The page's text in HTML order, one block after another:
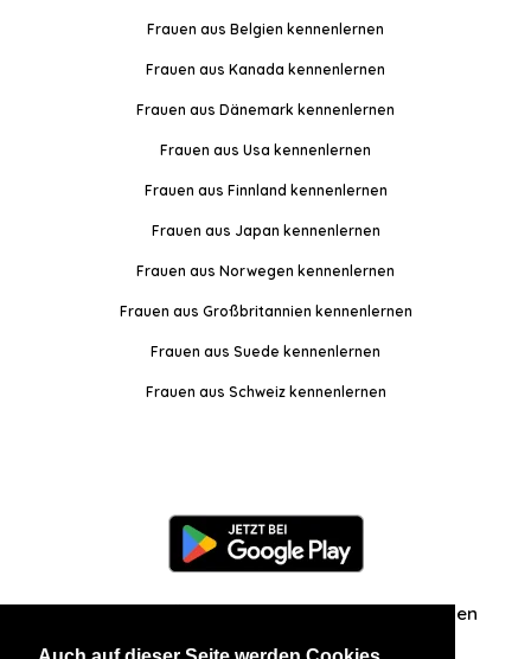
Frauen aus Belgien kennenlernen
Frauen aus Kanada kennenlernen
Frauen aus Dänemark kennenlernen
Frauen aus Usa kennenlernen
Frauen aus Finnland kennenlernen
Frauen aus Japan kennenlernen
Frauen aus Norwegen kennenlernen
Frauen aus Großbritannien kennenlernen
Frauen aus Suede kennenlernen
Frauen aus Schweiz kennenlernen
Zuschriften/Erfahrungen